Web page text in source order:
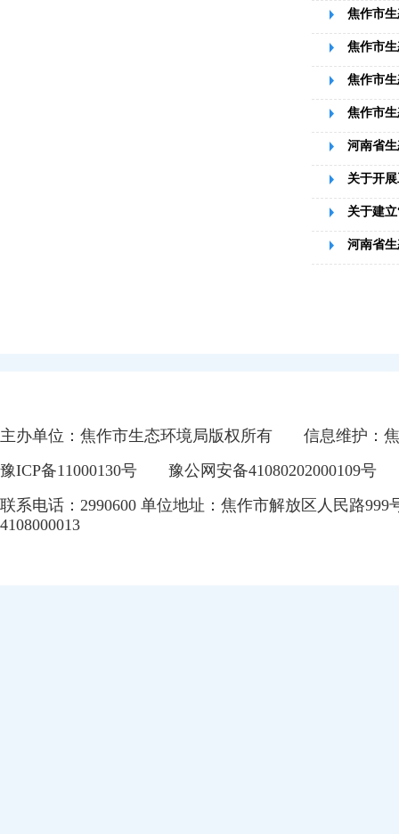
焦作市
焦作市
焦作市
焦作市
河南省
关于开
关于建
河南省
主办单位：焦作市生态环境局版权所有
信息维护：
豫ICP备11000130号
豫公网安备41080202000109号
联系电话：2990600 单位地址：焦作市解放区人民路999
4108000013